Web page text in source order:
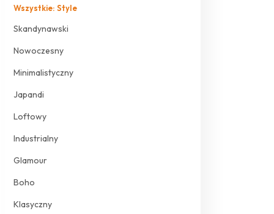
Wszystkie: Style
Skandynawski
Nowoczesny
Minimalistyczny
Japandi
Loftowy
Industrialny
Glamour
Boho
Klasyczny